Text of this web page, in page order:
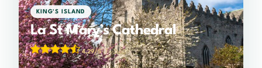
KING'S ISLAND
La St Mary’s Cathedral
4,29/5(7 votes)